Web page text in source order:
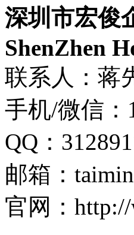
深圳市宏俊
ShenZhen
联系人：蒋
手机/微信：
QQ：
邮箱：
官网：